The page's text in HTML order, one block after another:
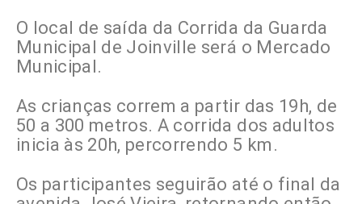
O local de saída da Corrida da Guarda
Municipal de Joinville será o Mercado
Municipal.
As crianças correm a partir das 19h, de
50 a 300 metros. A corrida dos adultos
inicia às 20h, percorrendo 5 km.
Os participantes seguirão até o final da